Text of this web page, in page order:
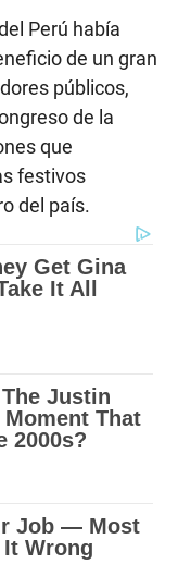
Perú había
de un gran
públicos,
de la
que
festivos
del país.